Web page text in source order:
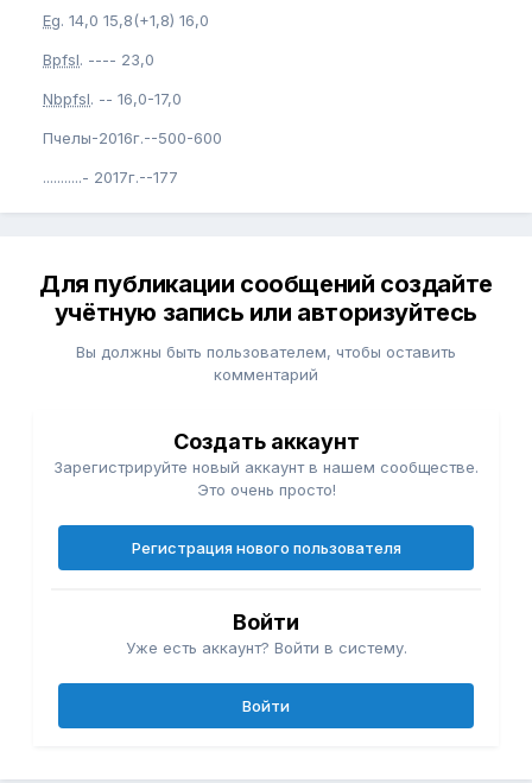
Eg. 14,0 15,8(+1,8) 16,0
Bpfsl. ---- 23,0
Nbpfsl. -- 16,0-17,0
Пчелы-2016г.--500-600
...........- 2017г.--177
Для публикации сообщений создайте
учётную запись или авторизуйтесь
Вы должны быть пользователем, чтобы оставить
комментарий
Создать аккаунт
Зарегистрируйте новый аккаунт в нашем сообществе.
Это очень просто!
Регистрация нового пользователя
Войти
Уже есть аккаунт? Войти в систему.
Войти